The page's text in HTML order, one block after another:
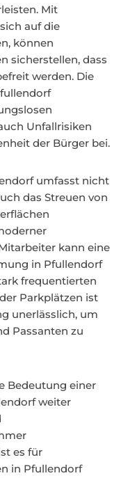
Mit
auf die
können
sicherstellen, dass
werden. Die
Unfallrisiken
der Bürger bei.
umfasst nicht
das Streuen von
kann eine
in Pfullendorf
frequentierten
Parkplätzen ist
unerlässlich, um
Passanten zu
Bedeutung einer
weiter
es für
in Pfullendorf